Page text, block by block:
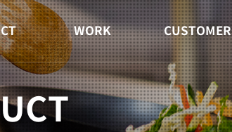
WORK CUSTOMER